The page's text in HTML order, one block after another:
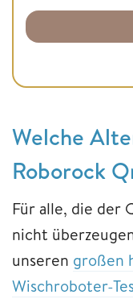
Welche
Roborock
Für alle, die der
nicht
unseren großen
Wischroboter-